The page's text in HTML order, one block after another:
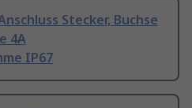
Stecker, Buchse
4A
IP67